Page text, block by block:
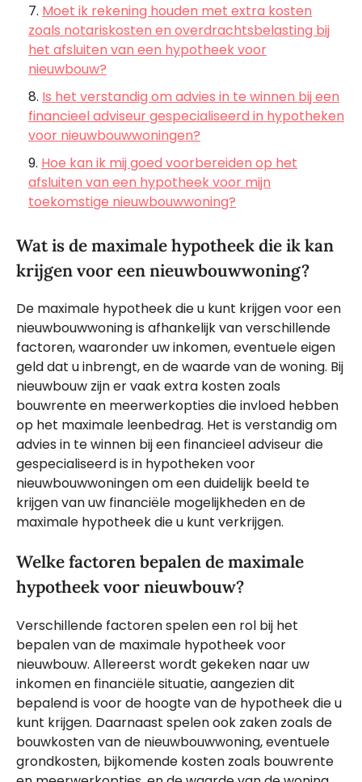
Moet ik rekening houden met extra kosten
zoals notariskosten en overdrachtsbelasting bij
het afsluiten van een hypotheek voor
nieuwbouw?
Is het verstandig om advies in te winnen bij een
financieel adviseur gespecialiseerd in hypotheken
voor nieuwbouwwoningen?
Hoe kan ik mij goed voorbereiden op het
afsluiten van een hypotheek voor mijn
toekomstige nieuwbouwwoning?
Wat is de maximale hypotheek die ik kan
krijgen voor een nieuwbouwwoning?
De maximale hypotheek die u kunt krijgen voor een
nieuwbouwwoning is afhankelijk van verschillende
factoren, waaronder uw inkomen, eventuele eigen
geld dat u inbrengt, en de waarde van de woning. Bij
nieuwbouw zijn er vaak extra kosten zoals
bouwrente en meerwerkopties die invloed hebben
op het maximale leenbedrag. Het is verstandig om
advies in te winnen bij een financieel adviseur die
gespecialiseerd is in hypotheken voor
nieuwbouwwoningen om een duidelijk beeld te
krijgen van uw financiële mogelijkheden en de
maximale hypotheek die u kunt verkrijgen.
Welke factoren bepalen de maximale
hypotheek voor nieuwbouw?
Verschillende factoren spelen een rol bij het
bepalen van de maximale hypotheek voor
nieuwbouw. Allereerst wordt gekeken naar uw
inkomen en financiële situatie, aangezien dit
bepalend is voor de hoogte van de hypotheek die u
kunt krijgen. Daarnaast spelen ook zaken zoals de
bouwkosten van de nieuwbouwwoning, eventuele
grondkosten, bijkomende kosten zoals bouwrente